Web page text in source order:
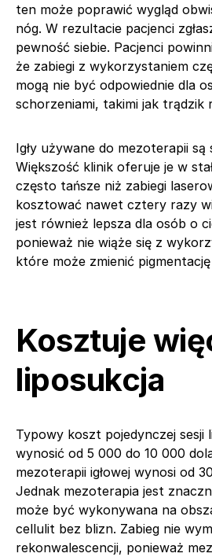
ten może poprawić wygląd
nóg. W rezultacie pacjenci
pewność siebie. Pacjenci
że zabiegi z wykorzystaniem
mogą nie być odpowiednie dla
schorzeniami, takimi jak trądzik
Igły używane do mezoterapii
Większość klinik oferuje je w
często tańsze niż zabiegi
kosztować nawet cztery razy
jest również lepsza dla osób o
ponieważ nie wiąże się z
które może zmienić
Kosztuje
liposukcja
Typowy koszt pojedynczej sesji
wynosić od 5 000 do 10 000
mezoterapii igłowej wynosi od
Jednak mezoterapia jest
może być wykonywana na
cellulit bez blizn. Zabieg nie
rekonwalescencji, ponieważ